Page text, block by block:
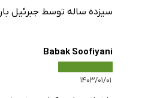
سیزده ساله توسط جبرئیل
Babak Soofiyani
۱۴۰۳/۰۱/۰۱